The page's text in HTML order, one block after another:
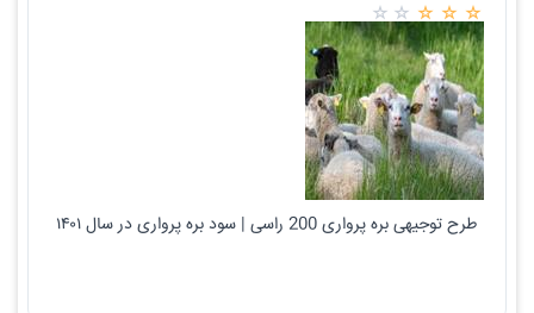
طرح توجیهی بره پرواری 200 راسی | سود بره پرواری در سال ۱۴۰۱